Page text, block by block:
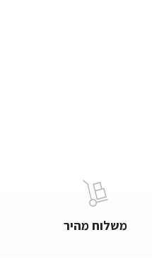
משלוח מהיר